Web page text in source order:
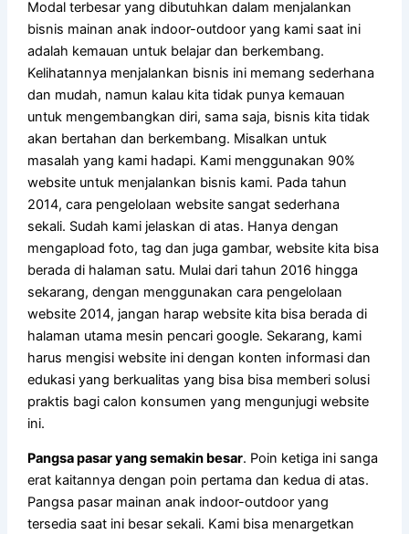
Modal terbesar yang dibutuhkan dalam menjalankan
bisnis mainan anak indoor-outdoor yang kami saat ini
adalah kemauan untuk belajar dan berkembang.
Kelihatannya menjalankan bisnis ini memang sederhana
dan mudah, namun kalau kita tidak punya kemauan
untuk mengembangkan diri, sama saja, bisnis kita tidak
akan bertahan dan berkembang. Misalkan untuk
masalah yang kami hadapi. Kami menggunakan 90%
website untuk menjalankan bisnis kami. Pada tahun
2014, cara pengelolaan website sangat sederhana
sekali. Sudah kami jelaskan di atas. Hanya dengan
mengapload foto, tag dan juga gambar, website kita bisa
berada di halaman satu. Mulai dari tahun 2016 hingga
sekarang, dengan menggunakan cara pengelolaan
website 2014, jangan harap website kita bisa berada di
halaman utama mesin pencari google. Sekarang, kami
harus mengisi website ini dengan konten informasi dan
edukasi yang berkualitas yang bisa bisa memberi solusi
praktis bagi calon konsumen yang mengunjugi website
ini.
Pangsa pasar yang semakin besar. Poin ketiga ini sanga
erat kaitannya dengan poin pertama dan kedua di atas.
Pangsa pasar mainan anak indoor-outdoor yang
tersedia saat ini besar sekali. Kami bisa menargetkan